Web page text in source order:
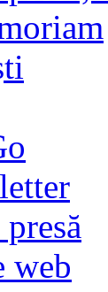
web